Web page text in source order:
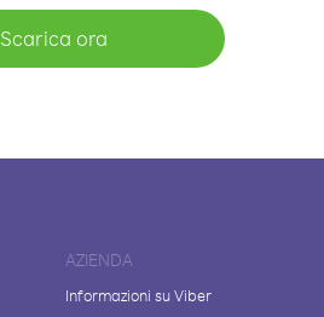
Scarica ora
AZIENDA
Informazioni su Viber